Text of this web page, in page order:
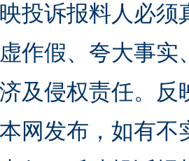
投诉报料人必
作假、夸大事
及侵权责任。
网发布，如有